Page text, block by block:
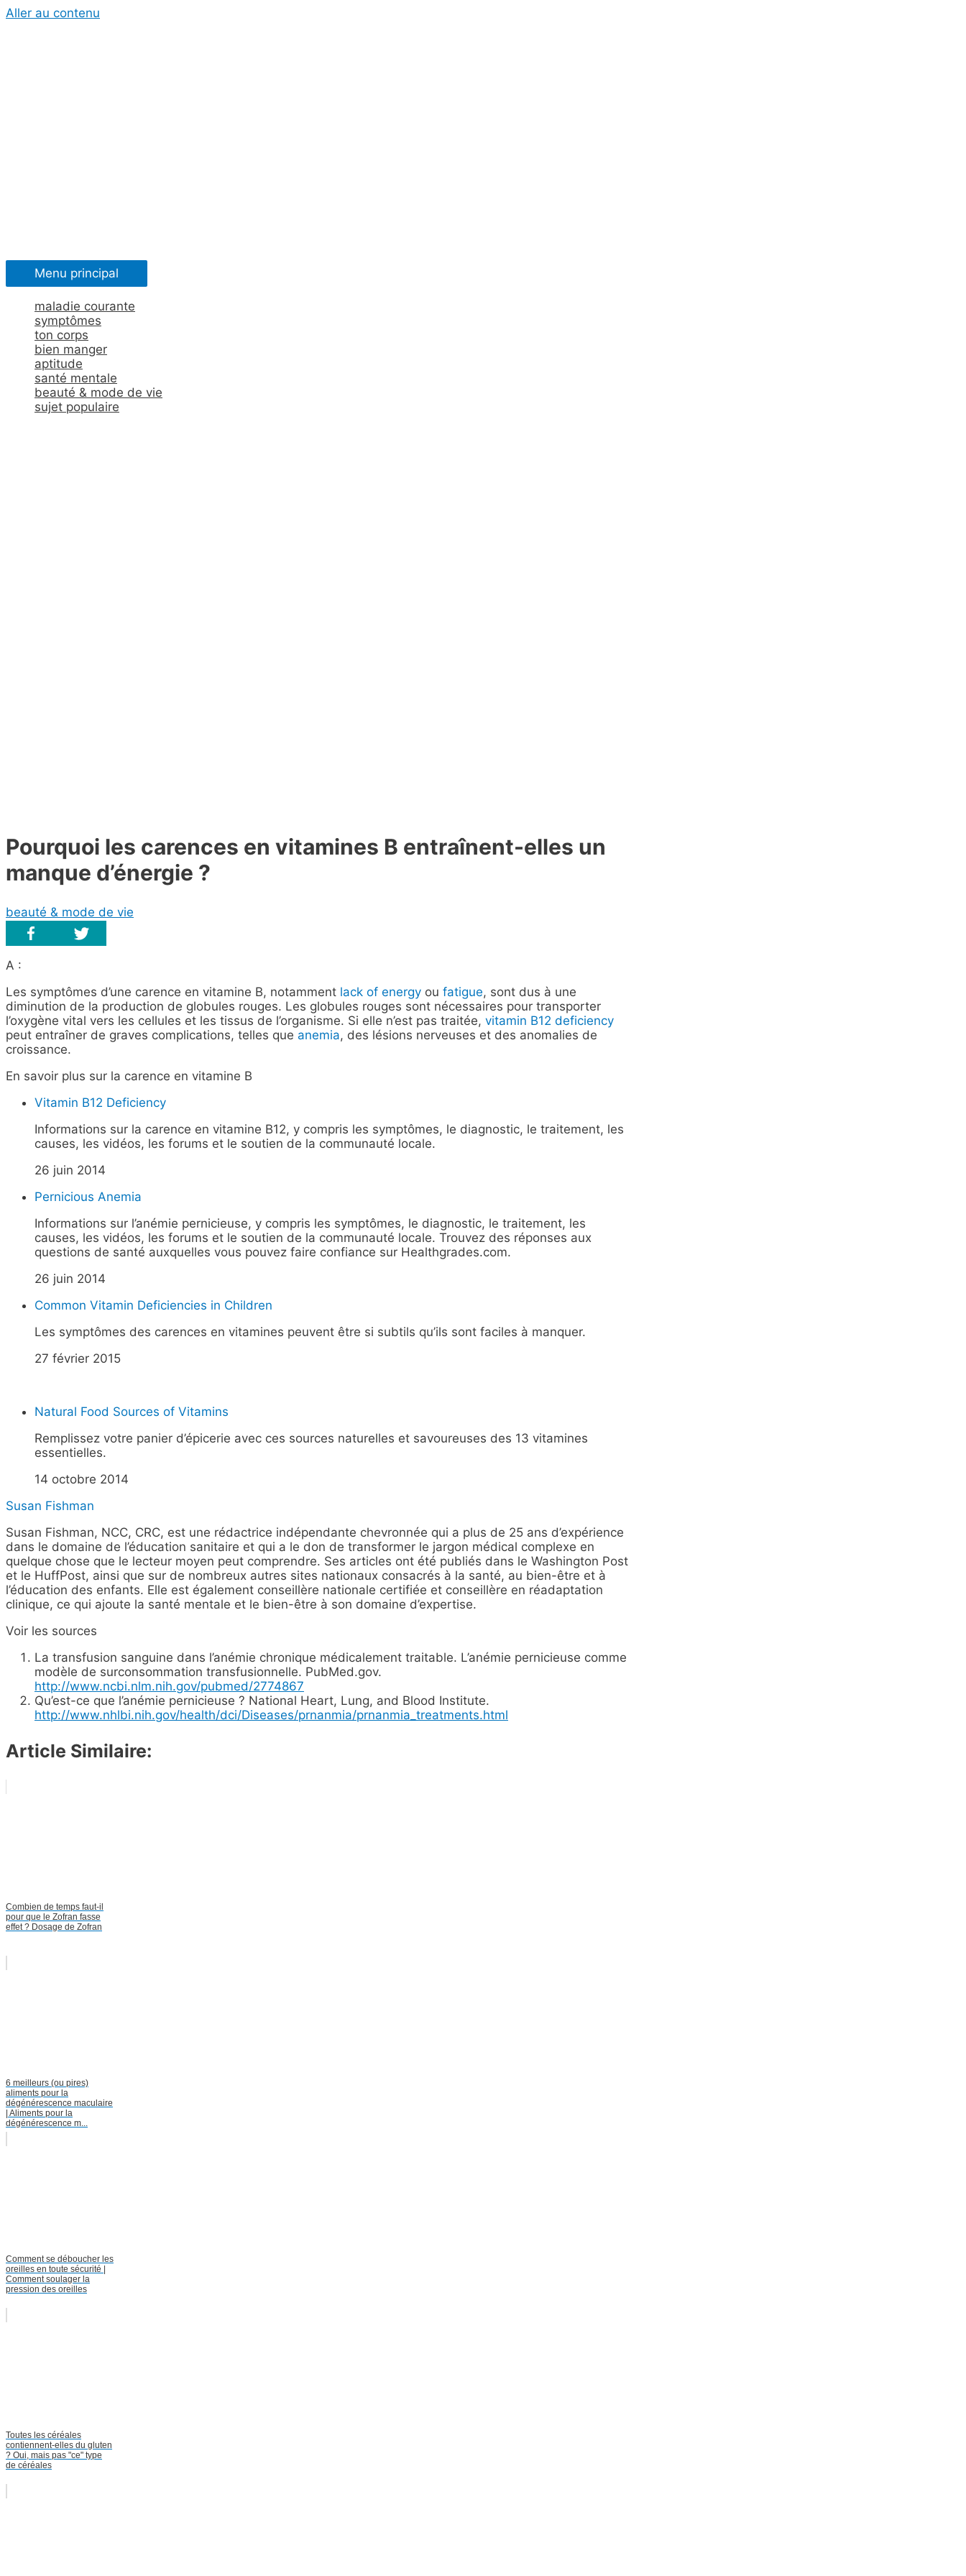
Aller au contenu
Menu principal
maladie courante
symptômes
ton corps
bien manger
aptitude
santé mentale
beauté & mode de vie
sujet populaire
Pourquoi les carences en vitamines B entraînent-elles un
manque d’énergie ?
beauté & mode de vie
A :
Les symptômes d’une carence en vitamine B, notamment lack of energy ou fatigue, sont dus à une
diminution de la production de globules rouges. Les globules rouges sont nécessaires pour transporter
l’oxygène vital vers les cellules et les tissus de l’organisme. Si elle n’est pas traitée, vitamin B12 deficiency
peut entraîner de graves complications, telles que anemia, des lésions nerveuses et des anomalies de
croissance.
En savoir plus sur la carence en vitamine B
Vitamin B12 Deficiency
Informations sur la carence en vitamine B12, y compris les symptômes, le diagnostic, le traitement, les
causes, les vidéos, les forums et le soutien de la communauté locale.
26 juin 2014
Pernicious Anemia
Informations sur l’anémie pernicieuse, y compris les symptômes, le diagnostic, le traitement, les
causes, les vidéos, les forums et le soutien de la communauté locale. Trouvez des réponses aux
questions de santé auxquelles vous pouvez faire confiance sur Healthgrades.com.
26 juin 2014
Common Vitamin Deficiencies in Children
Les symptômes des carences en vitamines peuvent être si subtils qu’ils sont faciles à manquer.
27 février 2015
Natural Food Sources of Vitamins
Remplissez votre panier d’épicerie avec ces sources naturelles et savoureuses des 13 vitamines
essentielles.
14 octobre 2014
Susan Fishman
Susan Fishman, NCC, CRC, est une rédactrice indépendante chevronnée qui a plus de 25 ans d’expérience
dans le domaine de l’éducation sanitaire et qui a le don de transformer le jargon médical complexe en
quelque chose que le lecteur moyen peut comprendre. Ses articles ont été publiés dans le Washington Post
et le HuffPost, ainsi que sur de nombreux autres sites nationaux consacrés à la santé, au bien-être et à
l’éducation des enfants. Elle est également conseillère nationale certifiée et conseillère en réadaptation
clinique, ce qui ajoute la santé mentale et le bien-être à son domaine d’expertise.
Voir les sources
La transfusion sanguine dans l’anémie chronique médicalement traitable. L’anémie pernicieuse comme
modèle de surconsommation transfusionnelle. PubMed.gov.
http://www.ncbi.nlm.nih.gov/pubmed/2774867
Qu’est-ce que l’anémie pernicieuse ? National Heart, Lung, and Blood Institute.
http://www.nhlbi.nih.gov/health/dci/Diseases/prnanmia/prnanmia_treatments.html
Article Similaire:
Combien de temps faut-il
pour que le Zofran fasse
effet ? Dosage de Zofran
6 meilleurs (ou pires)
aliments pour la
dégénérescence maculaire
| Aliments pour la
dégénérescence m...
Comment se déboucher les
oreilles en toute sécurité |
Comment soulager la
pression des oreilles
Toutes les céréales
contiennent-elles du gluten
? Oui, mais pas "ce" type
de céréales